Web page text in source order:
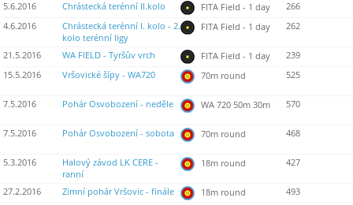
5.6.2016
Chrástecká terénní II.kolo FITA Field - 1 day
266
4.6.2016
Chrástecká terénní I. kolo - 2.
kolo terénní ligy
FITA Field - 1 day 262
21.5.2016 WA FIELD - Tyršův vrch FITA Field - 1 day
239
15.5.2016
Vršovické šípy - WA720 70m round 525
7.5.2016 Pohár Osvobození - neděle WA 720 50m 30m 570
7.5.2016 Pohár Osvobození - sobota 70m round 468
5.3.2016
Halový závod LK CERE -
ranní
18m round 427
27.2.2016 Zimní pohár Vršovic - finále 18m round
493